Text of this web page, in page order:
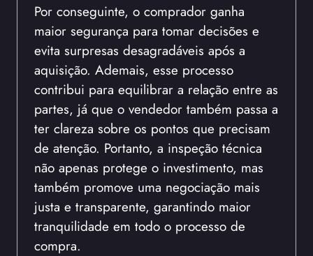
Por conseguinte, o comprador ganha
maior segurança para tomar decisões e
evita surpresas desagradáveis após a
aquisição. Ademais, esse processo
contribui para equilibrar a relação entre as
partes, já que o vendedor também passa a
ter clareza sobre os pontos que precisam
de atenção. Portanto, a inspeção técnica
não apenas protege o investimento, mas
também promove uma negociação mais
justa e transparente, garantindo maior
tranquilidade em todo o processo de
compra.